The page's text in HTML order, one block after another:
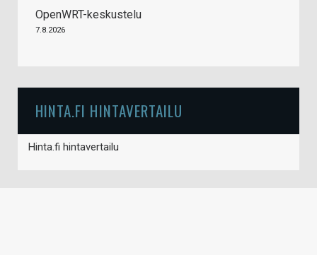
OpenWRT-keskustelu
7.8.2026
HINTA.FI HINTAVERTAILU
Hinta.fi hintavertailu